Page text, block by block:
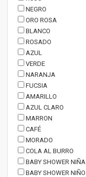
NEGRO
ORO ROSA
BLANCO
ROSADO
AZUL
VERDE
NARANJA
FUCSIA
AMARILLO
AZUL CLARO
MARRON
CAFÉ
MORADO
COLA AL BURRO
BABY SHOWER NIÑA
BABY SHOWER NIÑO